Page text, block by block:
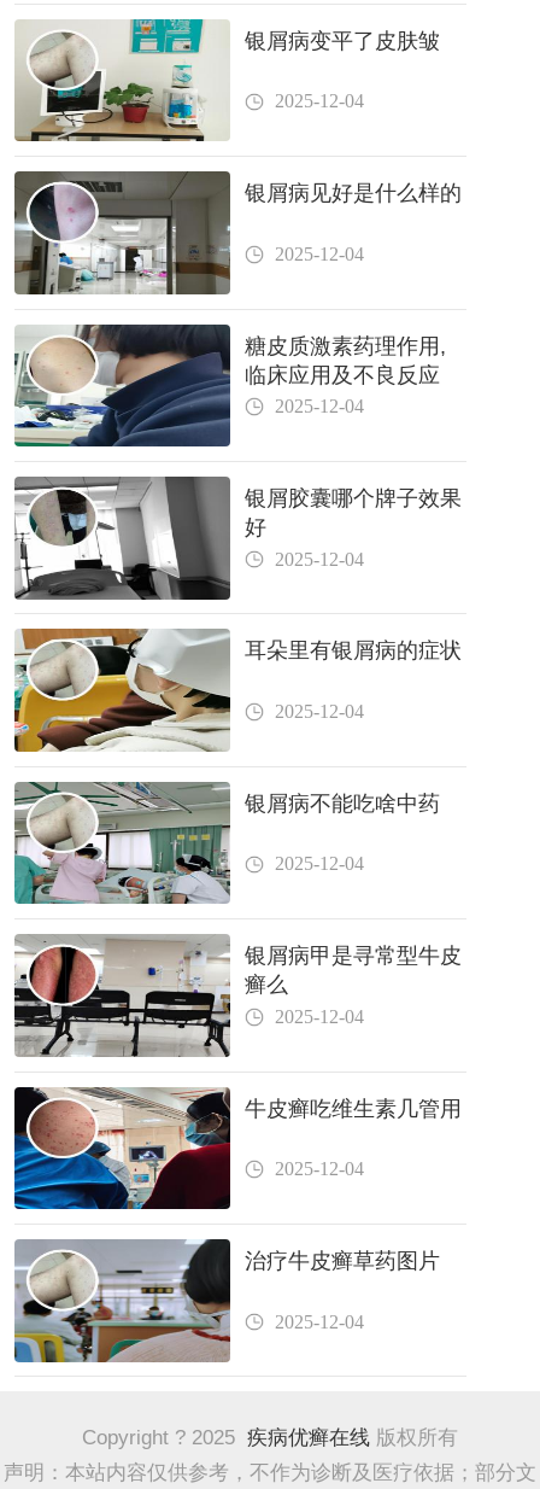
银屑病变平了皮肤皱
2025-12-04
银屑病见好是什么样的
2025-12-04
糖皮质激素药理作用,
临床应用及不良反应
2025-12-04
银屑胶囊哪个牌子效果
好
2025-12-04
耳朵里有银屑病的症状
2025-12-04
银屑病不能吃啥中药
2025-12-04
银屑病甲是寻常型牛皮
癣么
2025-12-04
牛皮癣吃维生素几管用
2025-12-04
治疗牛皮癣草药图片
2025-12-04
Copyright ? 2025 疾病优癣在线 版权所有
声明：本站内容仅供参考，不作为诊断及医疗依据；部分文